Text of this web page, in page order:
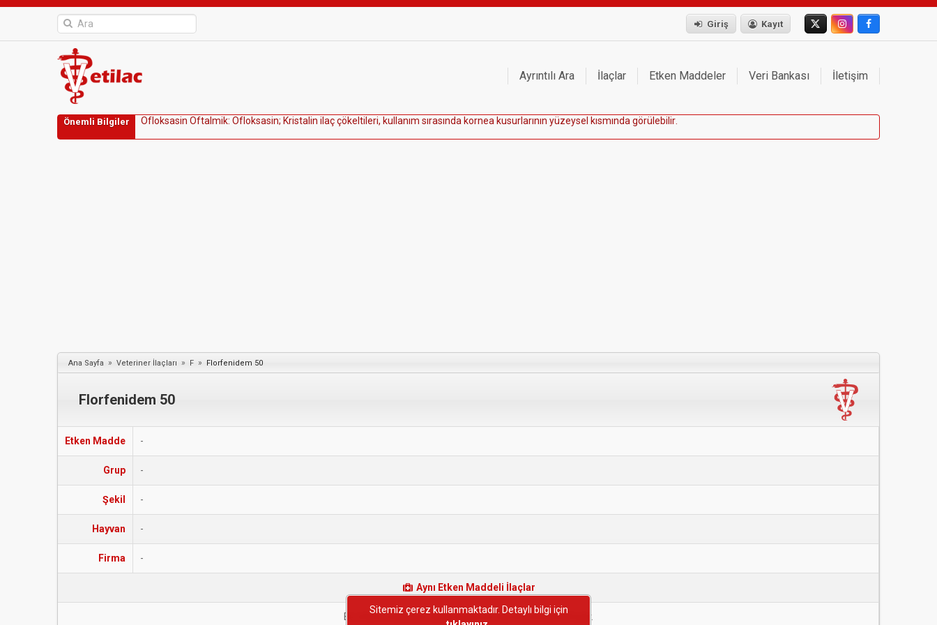
Giriş Kayıt
Ayrıntılı Ara İlaçlar Etken Maddeler Veri Bankası İletişim
Önemli Bilgiler Ofoksasin Ofta mik: Ofoksasin; Krista in i aççöke ti eri, ku anım sırasında kornea kusurarının yüzeyse kısmında görü ebi ir
Ana Sayfa » Veteriner İlaçları » F » Florfenidem 50
Florfenidem 50
Etken Madde -
Grup -
Şekil -
Hayvan -
Firma -
Aynı Etken Maddeli İlaçlar
Bu etken maddeye sahip başka bir ilaç bulunmamaktadır.
Sitemiz çerez kullanmaktadır. Detaylı bilgi için